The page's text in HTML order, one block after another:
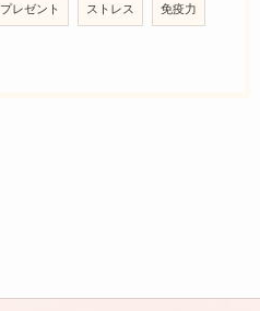
プレゼント ストレス 免疫力